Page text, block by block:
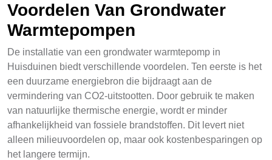
Voordelen Van Grondwater
Warmtepompen
De installatie van een grondwater warmtepomp in
Huisduinen biedt verschillende voordelen. Ten eerste is het
een duurzame energiebron die bijdraagt aan de
vermindering van CO2-uitstootten. Door gebruik te maken
van natuurlijke thermische energie, wordt er minder
afhankelijkheid van fossiele brandstoffen. Dit levert niet
alleen milieuvoordelen op, maar ook kostenbesparingen op
het langere termijn.